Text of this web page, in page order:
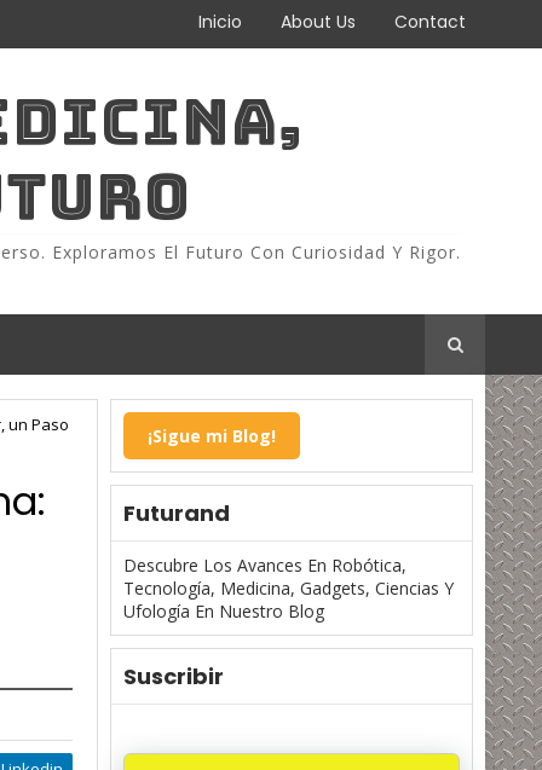
Inicio About Us Contact
Exploramos El Futuro Con Curiosidad Y Rigor.
un Paso ¡Sigue mi Blog!
Futurand
Descubre Los Avances En Robótica,
Tecnología, Medicina, Gadgets, Ciencias Y
Ufología En Nuestro Blog
Suscribir